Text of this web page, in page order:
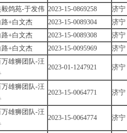
毅鸽苑-于发伟 2023-15-0869258
济宁
路+白文杰 2023-15-0089304
济宁
路+白文杰 2023-15-0089308
济宁
路+白文杰 2023-15-0095969 济宁
万雄狮团队-汪
2023-01-1247921 济宁
万雄狮团队-汪
2023-15-0064771 济宁
万雄狮团队-汪
2023-15-0064774 济宁